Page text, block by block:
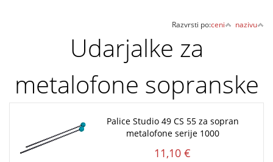
Razvrsti po:ceni nazivu
Udarjalke za
metalofone sopranske
Palice Studio 49 CS 55 za sopran
metalofone serije 1000
11,10 €